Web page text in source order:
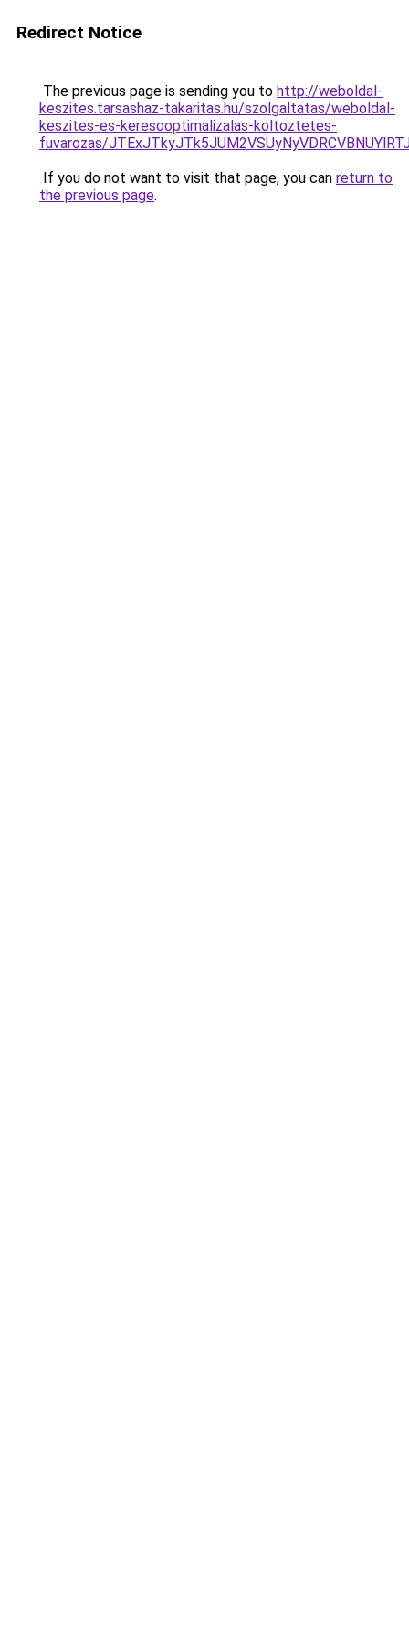
Redirect Notice
The previous page is sending you to http://weboldal-
keszites.tarsashaz-takaritas.hu/szolgaltatas/weboldal-
keszites-es-keresooptimalizalas-koltoztetes-
fuvarozas/
If you do not want to visit that page, you can return to
the previous page.